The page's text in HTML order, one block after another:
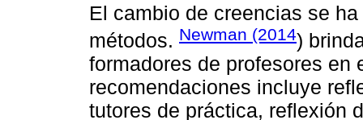
El cambio de creencias se
métodos. Newman (2014)
formadores de profesores en
recomendaciones incluye
tutores de práctica, reflexión